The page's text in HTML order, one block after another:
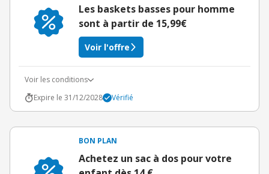
Les baskets basses pour homme
sont à partir de 15,99€
Voir l'offre
Voir les conditions
Expire le 31/12/2028
Vérifié
BON PLAN
Achetez un sac à dos pour votre